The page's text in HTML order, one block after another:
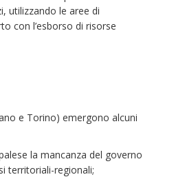
utilizzando le aree di
con l’esborso di risorse
e Torino) emergono alcuni
la mancanza del governo
territoriali-regionali;